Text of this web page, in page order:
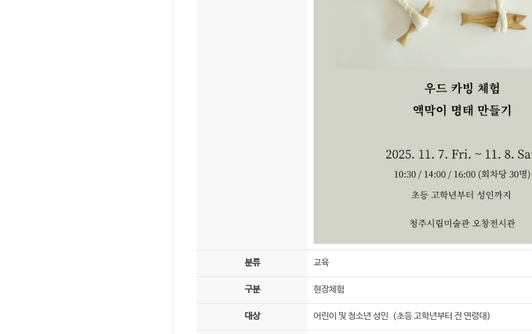
분류 교육
구분 현장체험
대상 어린이 및 청소년 성인 (초등 고학년부터 전 연령대)